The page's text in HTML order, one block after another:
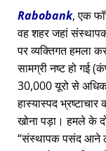
Rabobank, एक
वह शहर जहां
पर व्यक्तिगत हमला
सामग्री नष्ट हो गई
30,000 यूरो से अधिक
हास्यास्पद
खोना पड़ा। हमले के
संस्थापक पसंद आने